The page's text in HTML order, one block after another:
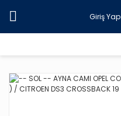
Giriş Yap